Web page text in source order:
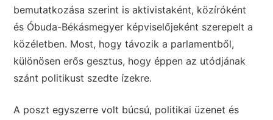
bemutatkozása szerint is aktivistaként, közíróként
és Óbuda-Békásmegyer képviselőjeként szerepelt a
közéletben. Most, hogy távozik a parlamentből,
különösen erős gesztus, hogy éppen az utódjának
szánt politikust szedte ízekre.
A poszt egyszerre volt búcsú, politikai üzenet és